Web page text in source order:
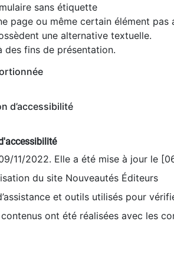
sans étiquette
page ou même certain élément pas
une alternative textuelle.
des fins de présentation.
d’accessibilité
11/2022. Elle a été mise à jour le
du site Nouveautés Éditeurs
et outils utilisés pour
ont été réalisées avec les